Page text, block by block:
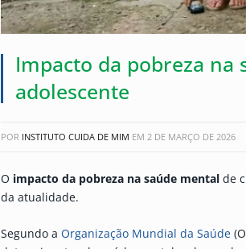
Impacto da pobreza na
adolescente
POR INSTITUTO CUIDA DE MIM EM 2 DE MARÇO DE 2026
O impacto da pobreza na saúde mental de
da atualidade.
Segundo a Organização Mundial da Saúde